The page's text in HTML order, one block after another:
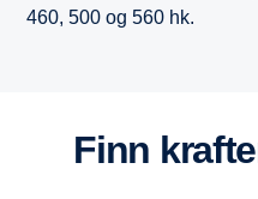
460, 500 og 560 hk.
Finn